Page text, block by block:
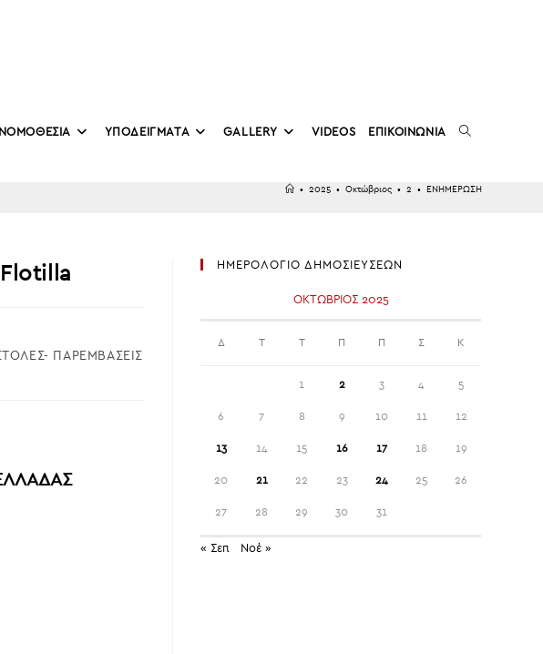
ΥΠΟΔΕΙΓΜΑΤΑ GALLERY VIDEOS ΕΠΙΚΟΙΝΩΝΙΑ TOGGLE
• 2025 • Οκτώβριος • 2 • ΕΝΗΜΕΡΩΣΗ
ΠΑΡΕΜΒΑΣΕΙΣ
ΗΜΕΡΟΛΟΓΙΟ ΔΗΜΟΣΙΕΥΣΕΩΝ
ΟΚΤΏΒΡΙΟΣ 2025
Δ Τ Τ Π Π Σ Κ
1 2 3 4 5
6 7 8 9 10 11 12
13 14 15 16 17 18 19
20 21 22 23 24 25 26
27 28 29 30 31
« Σεπ Νοέ »